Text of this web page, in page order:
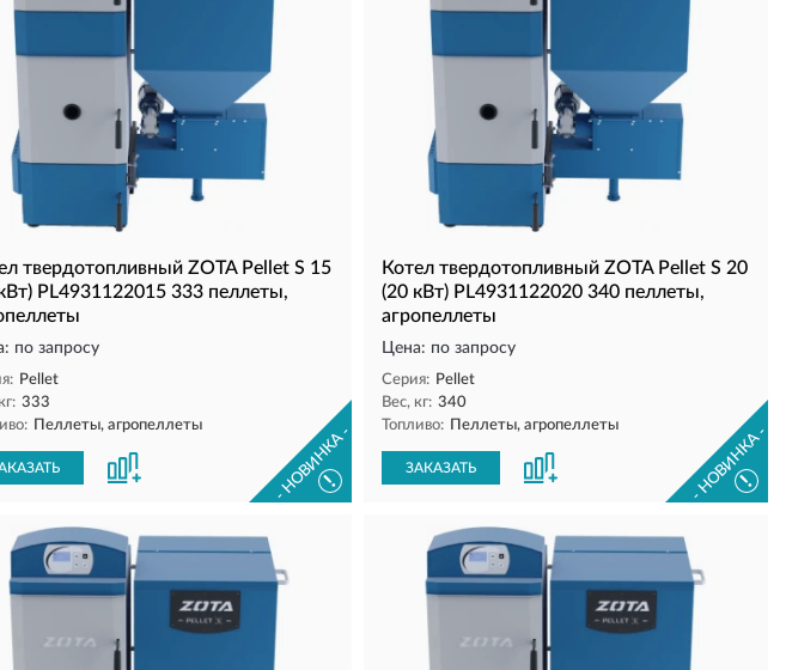
твердотопливный ZOTA Pellet S 15
PL4931122015 333 пеллеты,
по запросу
Pellet
333
Пеллеты, агропеллеты - НОВИНКА -
!
Котел твердотопливный ZOTA Pellet S 20
(20 кВт) PL4931122020 340 пеллеты,
агропеллеты
Цена: по запросу
Серия: Pellet
Вес, кг: 340
Топливо: Пеллеты, агропеллеты
ЗАКАЗАТЬ - НОВИНКА -
!